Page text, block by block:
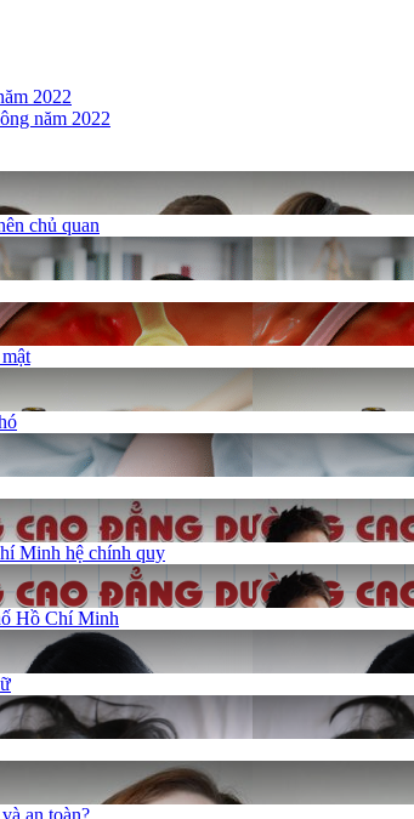
2022
năm 2022
chủ quan
Minh hệ chính quy
Hồ Chí Minh